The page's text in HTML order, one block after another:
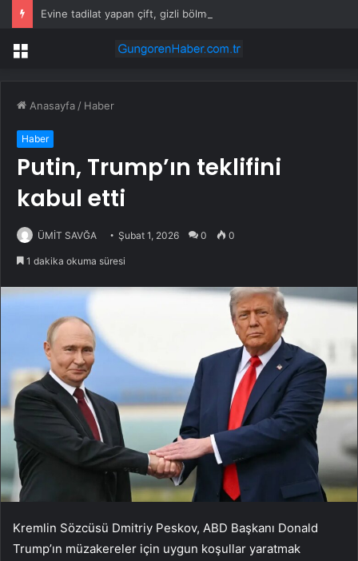
Menü
Anasayfa / Haber
Haber
Putin, Trump’ın teklifini
kabul etti
ÜMİT SAVĞA Şubat 1, 2026 0 0
1 dakika okuma süresi
Kremlin Sözcüsü Dmitriy Peskov, ABD Başkanı Donald
Trump’ın müzakereler için uygun koşullar yaratmak